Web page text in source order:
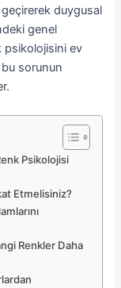
geçirerek duygusal
genel
psikolojisini ev
sorunun
Psikolojisi
Etmelisiniz?
Renkler Daha